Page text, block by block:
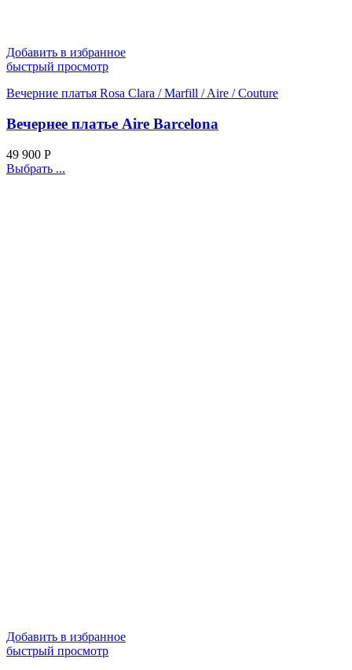
Добавить в избранное
быстрый просмотр
Вечерние платья Rosa Clara / Marfill / Aire / Couture
Вечернее платье Aire Barcelona
49 900 Р
Выбрать ...
Добавить в избранное
быстрый просмотр